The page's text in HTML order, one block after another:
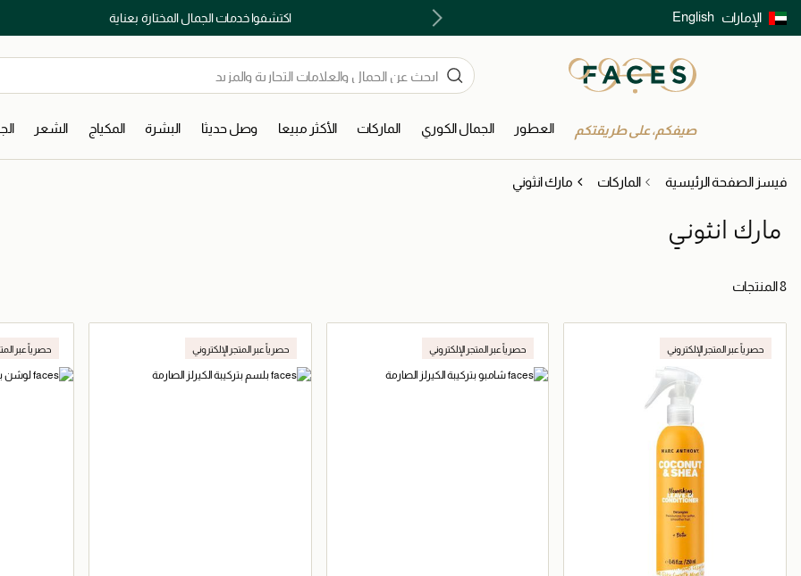
الإمارات English اكتشفوا خدمات الجمال المختارة بعناية توصيل سريع على جميع الطلبات ما فوق 299 درهم
صيفكم، على طريقتكم العطور الجمال الكوري الماركات الأكثر مبيعا وصل حديثا البشرة المكياج الشعر
فيسز الصفحة الرئيسية الماركات مارك انثوني
مارك انثوني
8 المنتجات
حصرياً عبر المتجر الإلكتروني حصرياً عبر المتجر الإلكتروني حصرياً عبر المتجر الإلكتروني حصرياً عبر